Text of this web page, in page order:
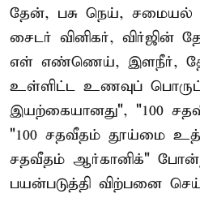
தேன், பசு நெய்,
சைடர் வினிகர்,
எள் எண்ணெய், இளநீர்,
உள்ளிட்ட உணவுப்
இயற்கையானது", "100
"100 சதவீதம் தூய்மை
சதவீதம் ஆர்கானிக்"
பயன்படுத்தி விற்பனை